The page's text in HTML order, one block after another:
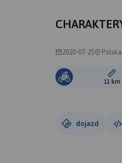
2020-07-25
11 km
dojazd